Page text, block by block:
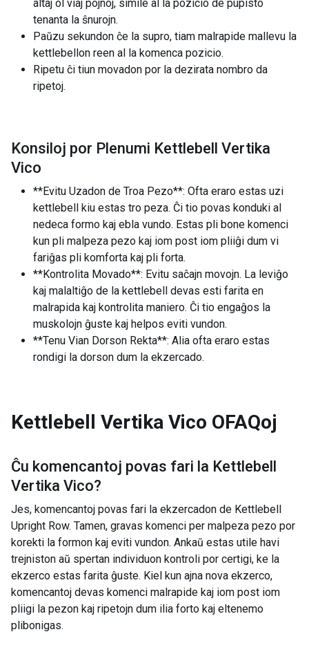
altaj ol viaj pojnoj, simile al la pozicio de pupisto
tenanta la ŝnurojn.
Paŭzu sekundon ĉe la supro, tiam malrapide mallevu la
kettlebellon reen al la komenca pozicio.
Ripetu ĉi tiun movadon por la dezirata nombro da
ripetoj.
Konsiloj por Plenumi Kettlebell Vertika
Vico
**Evitu Uzadon de Troa Pezo**: Ofta eraro estas uzi
kettlebell kiu estas tro peza. Ĉi tio povas konduki al
nedeca formo kaj ebla vundo. Estas pli bone komenci
kun pli malpeza pezo kaj iom post iom pliiĝi dum vi
fariĝas pli komforta kaj pli forta.
**Kontrolita Movado**: Evitu saĉajn movojn. La leviĝo
kaj malaltiĝo de la kettlebell devas esti farita en
malrapida kaj kontrolita maniero. Ĉi tio engaĝos la
muskolojn ĝuste kaj helpos eviti vundon.
**Tenu Vian Dorson Rekta**: Alia ofta eraro estas
rondigi la dorson dum la ekzercado.
Kettlebell Vertika Vico OFAQoj
Ĉu komencantoj povas fari la Kettlebell
Vertika Vico?
Jes, komencantoj povas fari la ekzercadon de Kettlebell
Upright Row. Tamen, gravas komenci per malpeza pezo por
korekti la formon kaj eviti vundon. Ankaŭ estas utile havi
trejniston aŭ spertan individuon kontroli por certigi, ke la
ekzerco estas farita ĝuste. Kiel kun ajna nova ekzerco,
komencantoj devas komenci malrapide kaj iom post iom
pliigi la pezon kaj ripetojn dum ilia forto kaj eltenemo
plibonigas.